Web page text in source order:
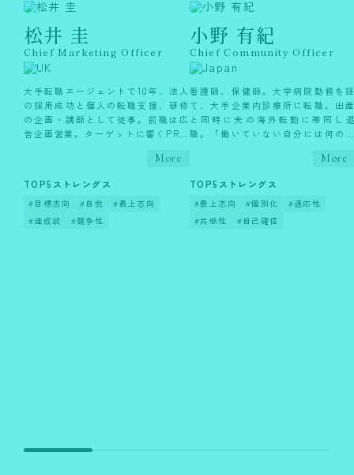
組織にとらわれずに、一人一人の内発的動機をもとに仲間
たちとともに面白いことを仕掛けていく。「個」と「個」
が有機的につながって、お互いの強みを活かしながら協働
して新しいものを生み出せる。そんな新しい働き方を作り
SemiLatticeを設立。Gallupグローバルストレングスコー
チ・自己理解コーチ・ウィメンズキャリアメンター有資
格。
むだけでなく、知識をつけたいこの頃。週末、パートナー
とともにステーキ＆赤ワインで食卓を共にするのが最近の
楽しみ。
松井 圭
Chief Marketing Officer
大手転職エージェントで10年、法人
の採用成功と個人の転職支援、研修
の企画・講師として従事。前職は広
告企画営業。ターゲットに響くPRに
社では転勤を経験。自身の働く拠点
から、自分主体のキャリア形成の重
要性を知る。二児の母。アンガーマ
ネジメント有資格。オリジナルの手
More
TOP5ストレングス
#目標志向 #自我
#最上志向
#達成欲
#競争性
小野 有紀
Chief Community Officer
看護師、保健師。大学病院勤務を
て、大手企業内診療所に転職。出
と同時に夫の海外転勤に帯同し
職。「働いていない自分には何の
イシスに陥った経験から、現地
探し、挑戦する人が集うコミュニ
ィ』に出会い、運営に従事。腸活
レーナー、国際メディカルセラピ
More
TOP5ストレングス
#最上志向 #個別化
#適応性
#共感性
#自己確信